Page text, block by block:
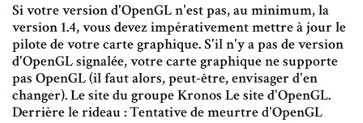
Si votre version d'OpenGL n'est pas, au minimum, la
version 1.4, vous devez impérativement mettre à jour le
pilote de votre carte graphique. S'il n'y a pas de version
d'OpenGL signalée, votre carte graphique ne supporte
pas OpenGL (il faut alors, peut-être, envisager d'en
changer). Le site du groupe Kronos Le site d'OpenGL.
Derrière le rideau : Tentative de meurtre d'OpenGL